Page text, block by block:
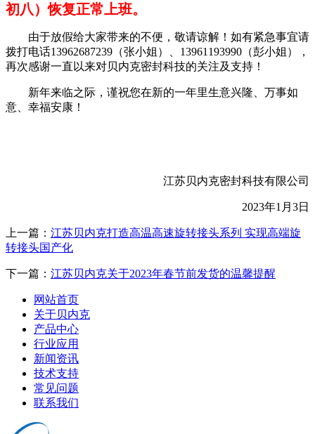
初八）恢复正常上班。
由于放假给大家带来的不便，敬请谅解！如有紧急事宜请
拨打电话13962687239（张小姐）、13961193990（彭小姐），
再次感谢一直以来对贝内克密封科技的关注及支持！
新年来临之际，谨祝您在新的一年里生意兴隆、万事如
意、幸福安康！
江苏贝内克密封科技有限公司
2023年1月3日
上一篇： 江苏贝内克打造高温高速旋转接头系列 实现高端旋
转接头国产化
下一篇： 江苏贝内克关于2023年春节前发货的温馨提醒
网站首页
关于贝内克
产品中心
行业应用
新闻资讯
技术支持
常见问题
联系我们